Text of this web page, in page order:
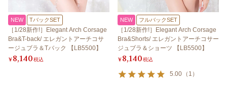
NEW TバックSET
［1/28新作!］Elegant Arch Corsage
Bra&T-back/ エレガントアーチコサ
ージュブラ＆Tバック 【LB5500】
¥8,140税込
NEW フルバックSET
［1/28新作!］Elegant Arch Corsage
Bra&Shorts/ エレガントアーチコサー
ジュブラ＆ショーツ 【LB5500】
¥8,140税込
5.00 （ 1 ）